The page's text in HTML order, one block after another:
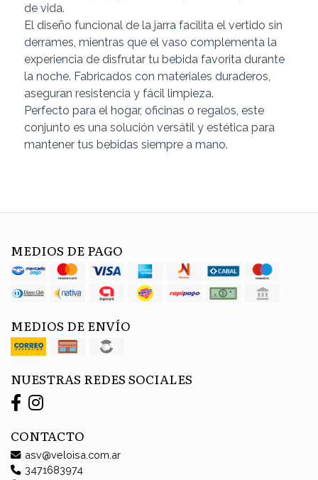
de vida.
El diseño funcional de la jarra facilita el vertido sin
derrames, mientras que el vaso complementa la
experiencia de disfrutar tu bebida favorita durante
la noche. Fabricados con materiales duraderos,
aseguran resistencia y fácil limpieza.
Perfecto para el hogar, oficinas o regalos, este
conjunto es una solución versátil y estética para
mantener tus bebidas siempre a mano.
MEDIOS DE PAGO
MEDIOS DE ENVÍO
NUESTRAS REDES SOCIALES
CONTACTO
asv@veloisa.com.ar
3471683974